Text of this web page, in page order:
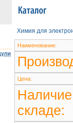
Химия для
Наименование:
Цена:
складе: